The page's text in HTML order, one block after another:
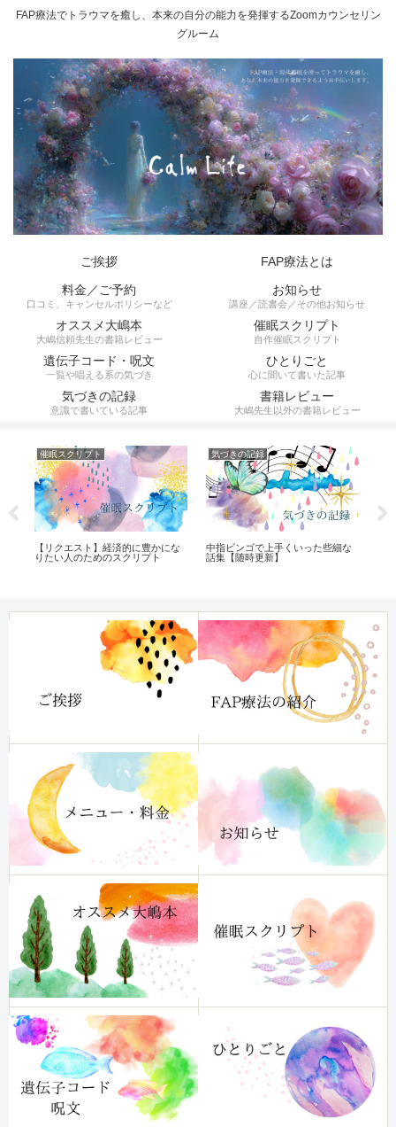
FAP療法でトラウマを癒し、本来の自分の能力を発揮するZoomカウンセリン
グルーム
ご挨拶
FAP療法とは
料金／ご予約
口コミ、キャンセルポリシーなど
お知らせ
講座／読書会／その他お知らせ
オススメ大嶋本
大嶋信頼先生の書籍レビュー
催眠スクリプト
自作催眠スクリプト
遺伝子コード・呪文
一覧や唱える系の気づき
ひとりごと
心に聞いて書いた記事
気づきの記録
意識で書いている記事
書籍レビュー
大嶋先生以外の書籍レビュー
催眠スクリプト
【リクエスト】経済的に豊かにな
りたい人のためのスクリプト
気づきの記録
中指ビンゴで上手くいった些細な
話集【随時更新】